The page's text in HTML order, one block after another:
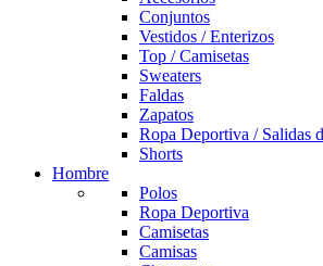
Conjuntos
Vestidos / Enterizos
Top / Camisetas
Sweaters
Faldas
Zapatos
Ropa Deportiva / Salidas
Shorts
Hombre
Polos
Ropa Deportiva
Camisetas
Camisas